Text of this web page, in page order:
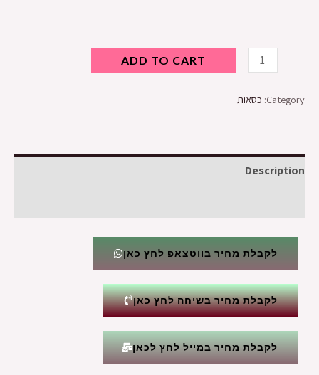
ADD TO CART
Category: כסאות
Description
לקבלת מחיר בווטצאפ לחץ כאן
לקבלת מחיר בשיחה לחץ כאן
לקבלת מחיר במייל לחץ לכאן